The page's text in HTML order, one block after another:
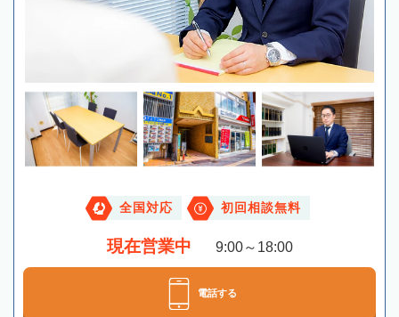
全国対応 初回相談無料
現在営業中 9:00～18:00
電話する